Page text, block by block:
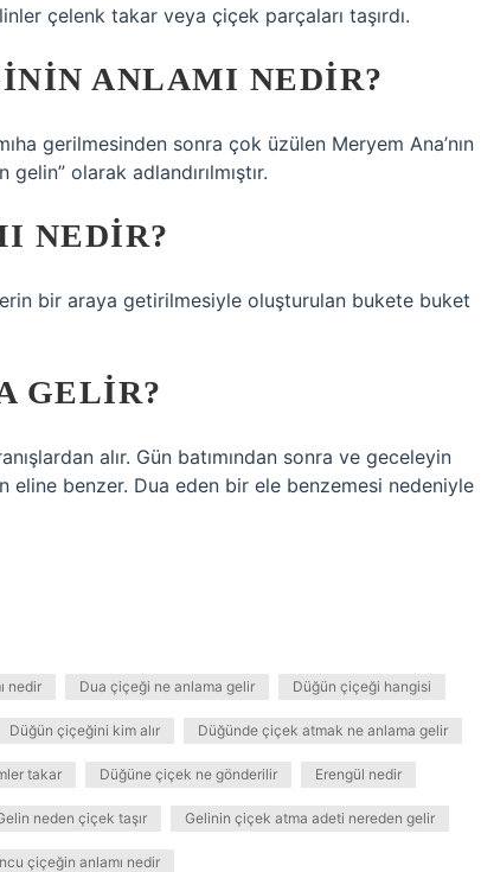
çelenk takar veya çiçek parçaları taşırdı.
ANLAMI NEDIR?
gerilmesinden sonra çok üzülen Meryem Ana’nın
olarak adlandırılmıştır.
NEDIR?
bir araya getirilmesiyle oluşturulan bukete buket
GELIR?
alır. Gün batımından sonra ve geceleyin
benzer. Dua eden bir ele benzemesi nedeniyle
nedir Dua çiçeği ne anlama gelir Düğün çiçeği hangisi
Düğün çiçeğini kim alır Düğünde çiçek atmak ne anlama gelir
takar Düğüne çiçek ne gönderilir Erengül nedir
neden çiçek taşır Gelinin çiçek atma adeti nereden gelir
çiçeğin anlamı nedir